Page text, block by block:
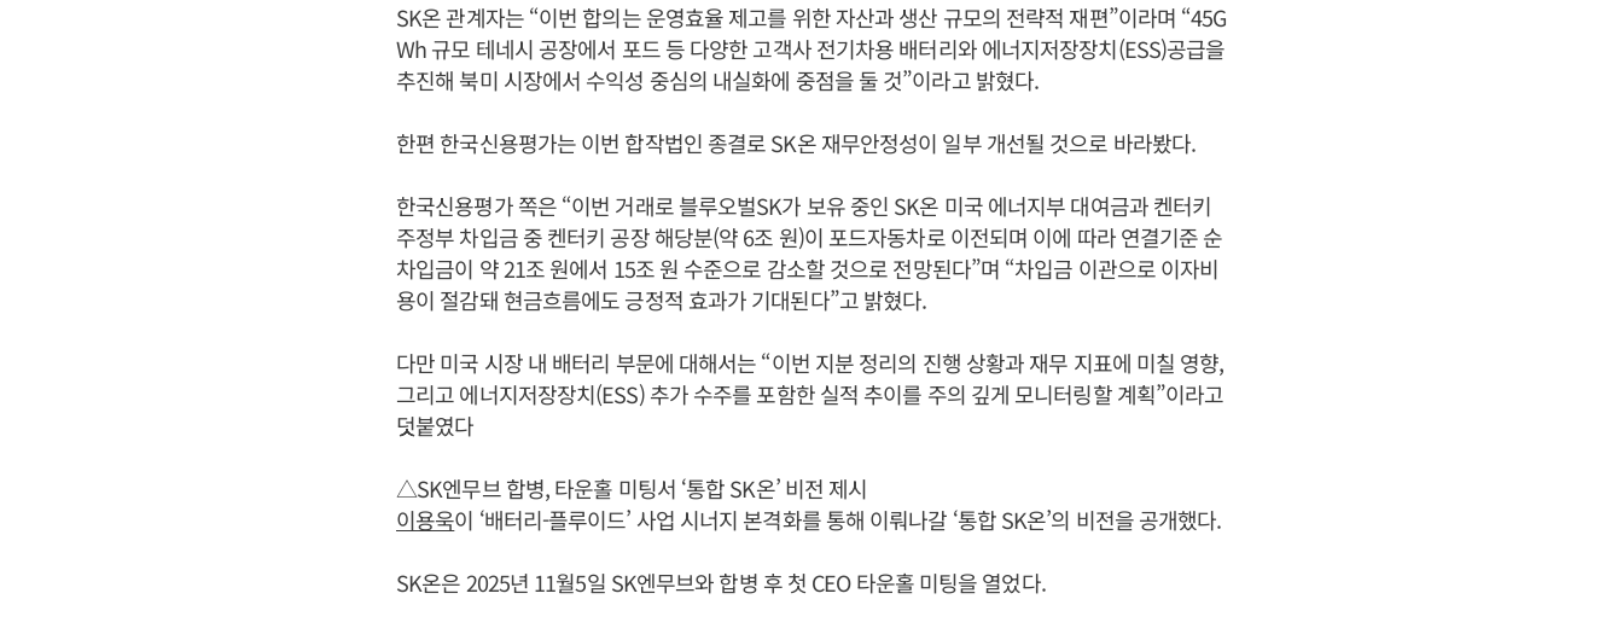
SK온 관계자는 “이번 합의는 운영효율 제고를 위한 자산과 생산 규모의 전략적 재편”이라며 “45G
Wh 규모 테네시 공장에서 포드 등 다양한 고객사 전기차용 배터리와 에너지저장장치(ESS)공급을
추진해 북미 시장에서 수익성 중심의 내실화에 중점을 둘 것”이라고 밝혔다.
한편 한국신용평가는 이번 합작법인 종결로 SK온 재무안정성이 일부 개선될 것으로 바라봤다.
한국신용평가 쪽은 “이번 거래로 블루오벌SK가 보유 중인 SK온 미국 에너지부 대여금과 켄터키
주정부 차입금 중 켄터키 공장 해당분(약 6조 원)이 포드자동차로 이전되며 이에 따라 연결기준 순
차입금이 약 21조 원에서 15조 원 수준으로 감소할 것으로 전망된다”며 “차입금 이관으로 이자비
용이 절감돼 현금흐름에도 긍정적 효과가 기대된다”고 밝혔다.
다만 미국 시장 내 배터리 부문에 대해서는 “이번 지분 정리의 진행 상황과 재무 지표에 미칠 영향,
그리고 에너지저장장치(ESS) 추가 수주를 포함한 실적 추이를 주의 깊게 모니터링할 계획”이라고
덧붙였다
△SK엔무브 합병, 타운홀 미팅서 ‘통합 SK온’ 비전 제시
이용욱이 ‘배터리-플루이드’ 사업 시너지 본격화를 통해 이뤄나갈 ‘통합 SK온’의 비전을 공개했다.
SK온은 2025년 11월5일 SK엔무브와 합병 후 첫 CEO 타운홀 미팅을 열었다.